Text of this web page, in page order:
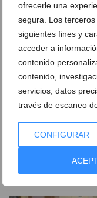
ofrecerle una
segura. Los
siguientes fines y
acceder a
contenido
contenido,
servicios, datos
través de escaneo
CONFIGURAR
El Tribunal
prisión al
Javier Scotto